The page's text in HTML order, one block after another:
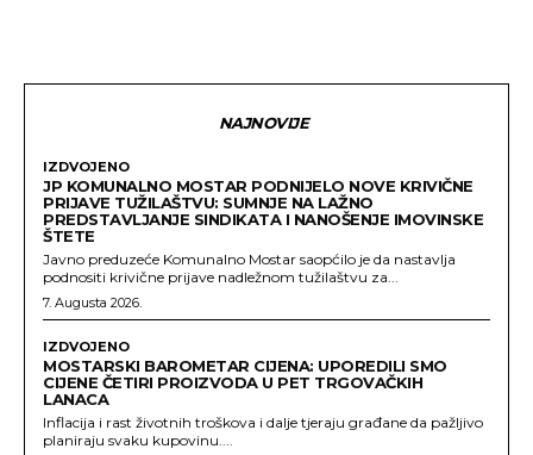
NAJNOVIJE
IZDVOJENO
JP KOMUNALNO MOSTAR PODNIJELO NOVE KRIVIČNE
PRIJAVE TUŽILAŠTVU: SUMNJE NA LAŽNO
PREDSTAVLJANJE SINDIKATA I NANOŠENJE IMOVINSKE
ŠTETE
Javno preduzeće Komunalno Mostar saopćilo je da nastavlja
podnositi krivične prijave nadležnom tužilaštvu za...
7. Augusta 2026.
IZDVOJENO
MOSTARSKI BAROMETAR CIJENA: UPOREDILI SMO
CIJENE ČETIRI PROIZVODA U PET TRGOVAČKIH
LANACA
Inflacija i rast životnih troškova i dalje tjeraju građane da pažljivo
planiraju svaku kupovinu....